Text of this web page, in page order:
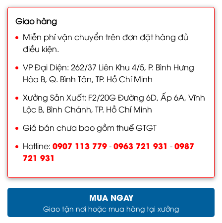
Giao hàng
Miễn phí vận chuyển trên đơn đặt hàng đủ
điều kiện.
VP Đại Diện: 262/37 Liên Khu 4/5, P. Bình Hưng
Hòa B, Q. Bình Tân, TP. Hồ Chí Minh
Xưởng Sản Xuất: F2/20G Đường 6D, Ấp 6A, Vĩnh
Lộc B, Bình Chánh, TP. Hồ Chí Minh
Giá bán chưa bao gồm thuế GTGT
Hotline: 0907 113 779-0963 721 931 -0987
721 931
MUA NGAY
Giao tận nơi hoặc mua hàng tại xưởng